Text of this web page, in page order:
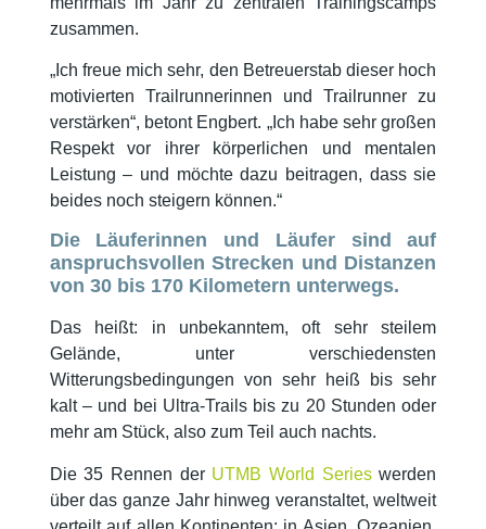
zusammen.
„Ich freue mich sehr, den Betreuerstab dieser hoch
motivierten Trailrunnerinnen und Trailrunner zu
verstärken“, betont Engbert. „Ich habe sehr großen
Respekt vor ihrer körperlichen und mentalen
Leistung – und möchte dazu beitragen, dass sie
beides noch steigern können.“
Die Läuferinnen und Läufer sind auf
anspruchsvollen Strecken und Distanzen
von 30 bis 170 Kilometern unterwegs.
Das heißt: in unbekanntem, oft sehr steilem
Gelände, unter verschiedensten
Witterungsbedingungen von sehr heiß bis sehr
kalt – und bei Ultra-Trails bis zu 20 Stunden oder
mehr am Stück, also zum Teil auch nachts.
Die 35 Rennen der UTMB World Serieswerden
über das ganze Jahr hinweg veranstaltet, weltweit